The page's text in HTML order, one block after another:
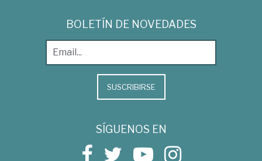
BOLETÍN DE NOVEDADES
SUSCRIBIRSE
SÍGUENOS EN